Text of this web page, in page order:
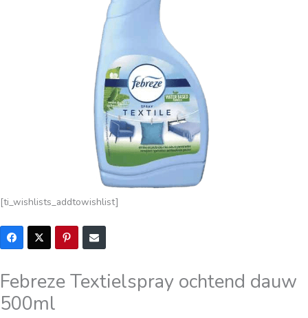
[ti_wishlists_addtowishlist]
Febreze Textielspray ochtend dauw
500ml